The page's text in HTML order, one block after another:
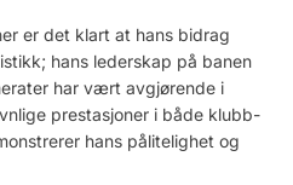
er det klart at hans bidrag
hans lederskap på banen
har vært avgjørende i
prestasjoner i både klubb-
hans pålitelighet og